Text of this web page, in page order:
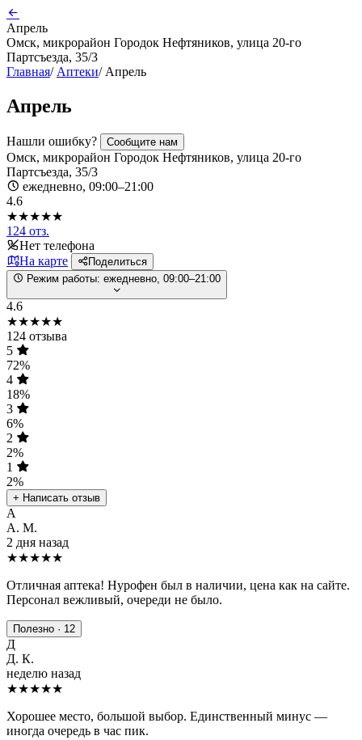
Апрель
Омск, микрорайон Городок Нефтяников, улица 20-го
Партсъезда, 35/3
Главная/ Аптеки/ Апрель
Апрель
Нашли ошибку? Сообщите нам
Омск, микрорайон Городок Нефтяников, улица 20-го
Партсъезда, 35/3
ежедневно, 09:00–21:00
4.6
★★★★★
124 отз.
Нет телефона
На карте
Поделиться
Режим работы: ежедневно, 09:00–21:00
4.6
★★★★★
124 отзыва
5
72%
4
18%
3
6%
2
2%
1
2%
+ Написать отзыв
А
А. М.
2 дня назад
★★★★★
Отличная аптека! Нурофен был в наличии, цена как на сайте.
Персонал вежливый, очереди не было.
Полезно · 12
Д
Д. К.
неделю назад
★★★★★
Хорошее место, большой выбор. Единственный минус —
иногда очередь в час пик.